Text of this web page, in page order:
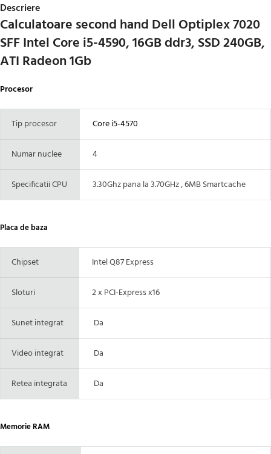
Descriere
Calculatoare second hand Dell Optiplex 7020
SFF Intel Core i5-4590, 16GB ddr3, SSD 240GB,
ATI Radeon 1Gb
Procesor
Tip procesor Core i5-4570
Numar nuclee 4
Specificatii CPU 3.30Ghz pana la 3.70GHz , 6MB Smartcache
Placa de baza
Chipset Intel Q87 Express
Sloturi 2 x PCI-Express x16
Sunet integrat Da
Video integrat Da
Retea integrata Da
Memorie RAM